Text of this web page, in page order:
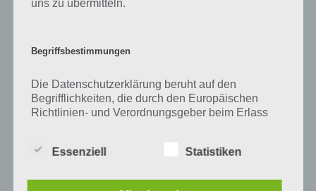
uns zu übermitteln.
Begriffsbestimmungen
Die Datenschutzerklärung beruht auf den
Begrifflichkeiten, die durch den Europäischen
Richtlinien- und Verordnungsgeber beim Erlass
soll sowohl für die Öffentlichkeit als auch für
lesbar und verständlich sein. Um dies zu
Essenziell Statistiken